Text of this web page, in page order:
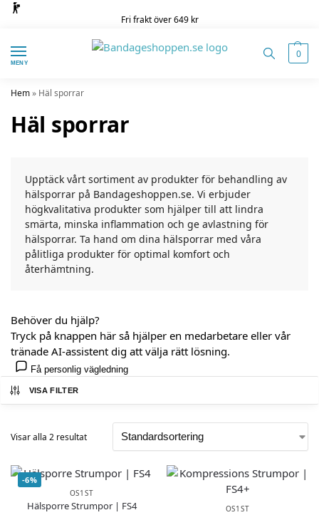
Fri frakt över 649 kr
MENY
0
Hem» Häl sporrar
Häl sporrar
Upptäck vårt sortiment av produkter för behandling av
hälsporrar på Bandageshoppen.se. Vi erbjuder
högkvalitativa produkter som hjälper till att lindra
smärta, minska inflammation och ge avlastning för
hälsporrar. Ta hand om dina hälsporrar med våra
pålitliga produkter för optimal komfort och
återhämtning.
Behöver du hjälp?
Tryck på knappen här så hjälper en medarbetare eller vår
tränade AI-assistent dig att välja rätt lösning.
Få personlig vägledning
VISA FILTER
Visar alla 2 resultat
-6%
OS1ST
Hälsporre Strumpor | FS4 OS1ST